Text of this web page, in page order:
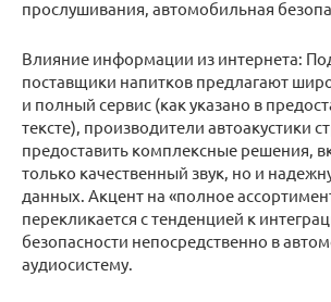
прослушивания, автомобильная
Влияние информации из интернета:
поставщики напитков предлагают
и полный сервис (как указано в
тексте), производители автоакустики
предоставить комплексные решения,
только качественный звук, но и
данных. Акцент на «полное
перекликается с тенденцией к
безопасности непосредственно в
аудиосистему.